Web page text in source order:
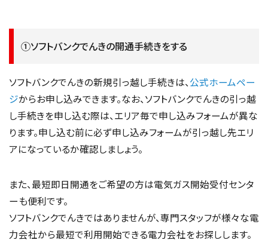
①ソフトバンクでんきの開通手続きをする
ソフトバンクでんきの新規引っ越し手続きは、公式ホームペー
ジからお申し込みできます。なお、ソフトバンクでんきの引っ越
し手続きを申し込む際は、エリア毎で申し込みフォームが異な
ります。申し込む前に必ず申し込みフォームが引っ越し先エリ
アになっているか確認しましょう。
また、最短即日開通をご希望の方は電気ガス開始受付センタ
ーも便利です。
ソフトバンクでんきではありませんが、専門スタッフが様々な電
力会社から最短で利用開始できる電力会社をお探しします。